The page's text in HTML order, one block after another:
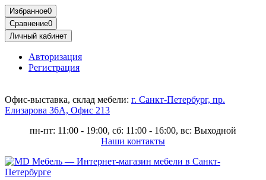
Избранное0
Сравнение0
Личный кабинет
Авторизация
Регистрация
Офис-выставка, склад мебели: г. Санкт-Петербург, пр.
Елизарова 36А, Офис 213
пн-пт: 11:00 - 19:00, сб: 11:00 - 16:00, вс: Выходной
Наши контакты